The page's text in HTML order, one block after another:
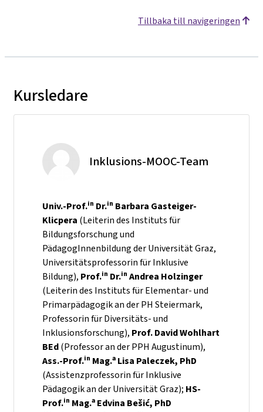
Tillbaka till navigeringen
Kursledare
Inklusions-MOOC-Team
Univ.-Prof.in Dr.in Barbara Gasteiger-
Klicpera (Leiterin des Instituts für
Bildungsforschung und
PädagogInnenbildung der Universität Graz,
Universitätsprofessorin für Inklusive
Bildung), Prof.in Dr.in Andrea Holzinger
(Leiterin des Instituts für Elementar- und
Primarpädagogik an der PH Steiermark,
Professorin für Diversitäts- und
Inklusionsforschung), Prof. David Wohlhart
BEd(Professor an der PPH Augustinum),
Ass.-Prof.in Mag.a Lisa Paleczek, PhD
(Assistenzprofessorin für Inklusive
Pädagogik an der Universität Graz); HS-
Prof.in Mag.a Edvina Bešić, PhD